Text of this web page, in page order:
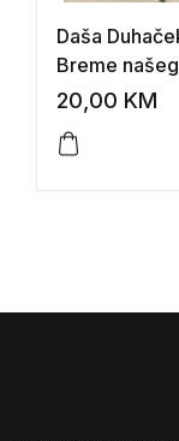
Daša
Breme
(Odgovornost
Hane Arent)
20,00 KM